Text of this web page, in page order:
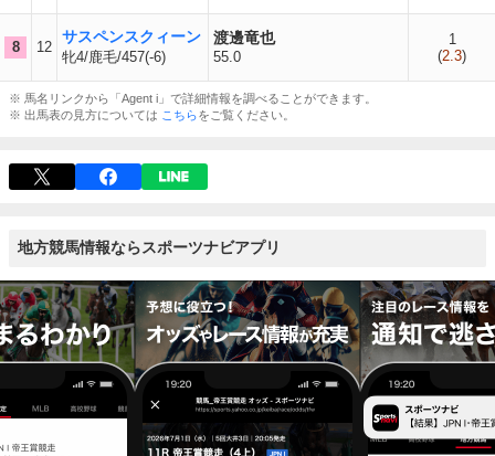
8 12
サスペンスクィーン
牝4/鹿毛/457(-6)
渡邊竜也
55.0
1
(2.3)
※ 馬名リンクから「Agent i」で詳細情報を調べることができます。
※ 出馬表の見方については こちらをご覧ください。
地方競馬情報ならスポーツナビアプリ